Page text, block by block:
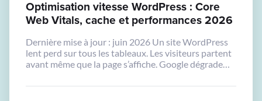
Optimisation vitesse WordPress : Core
Web Vitals, cache et performances 2026
Dernière mise à jour : juin 2026 Un site WordPress
lent perd sur tous les tableaux. Les visiteurs partent
avant même que la page s’affiche. Google dégrade
chutent. Et pourtant, la majorité des sites